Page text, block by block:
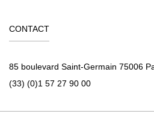
CONTACT
85 boulevard Saint-Germain 75006
(33) (0)1 57 27 90 00